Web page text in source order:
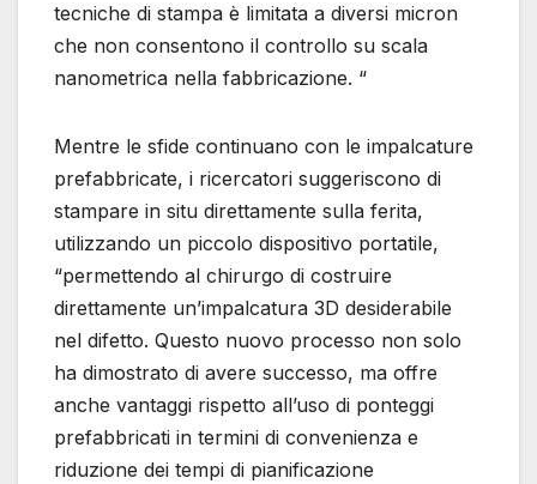
tecniche di stampa è limitata a diversi micron
che non consentono il controllo su scala
nanometrica nella fabbricazione. “
Mentre le sfide continuano con le impalcature
prefabbricate, i ricercatori suggeriscono di
stampare in situ direttamente sulla ferita,
utilizzando un piccolo dispositivo portatile,
“permettendo al chirurgo di costruire
direttamente un’impalcatura 3D desiderabile
nel difetto. Questo nuovo processo non solo
ha dimostrato di avere successo, ma offre
anche vantaggi rispetto all’uso di ponteggi
prefabbricati in termini di convenienza e
riduzione dei tempi di pianificazione